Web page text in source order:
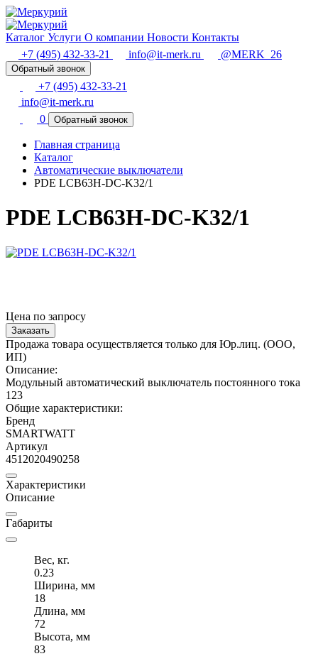
Каталог Услуги О компании Новости Контакты
+7 (495) 432-33-21
info@it-merk.ru @MERK_26
Обратный звонок
+7 (495) 432-33-21
info@it-merk.ru
0
Обратный звонок
Главная страница
Каталог
Автоматические выключатели
PDE LCB63H-DC-K32/1
PDE LCB63H-DC-K32/1
Цена по запросу
Заказать
Продажа товара осуществляется только для Юр.лиц. (ООО,
ИП)
Описание:
Модульный автоматический выключатель постоянного тока
123
Общие характеристики:
Бренд
SMARTWATT
Артикул
4512020490258
Характеристики
Описание
Габариты
Вес, кг.
0.23
Ширина, мм
18
Длина, мм
72
Высота, мм
83